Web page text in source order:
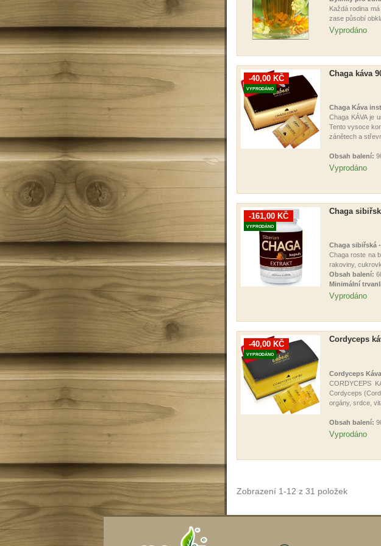
Každá rodina
zase působí
Vyprodáno
Chaga káva
-40,00 KČ
VYPRODÁNO
Chaga Káva
Chaga KÁVA je
Tento vysoce
zánětech a
Obsah balení:
Vyprodáno
Chaga
-161,00 KČ
VYPRODÁNO
Chaga sibiřská
Chaga roste na
rakoviny,
Obsah balení:
Minimální
Vyprodáno
Cordyceps
-40,00 KČ
VYPRODÁNO
Cordyceps
CORDYCEPS
Cordyceps
orgány, srdce,
Obsah balení:
Vyprodáno
Zobrazení 1-12 z 31 položek